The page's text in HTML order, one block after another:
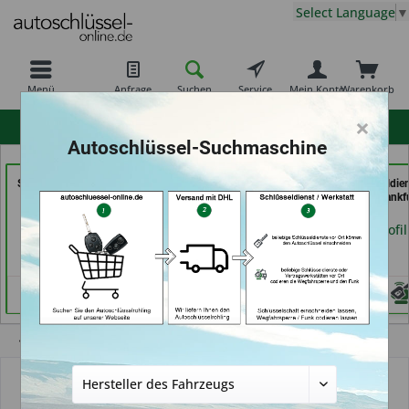
Menü Anfrage Suchen Service Warenkorb
Mein Konto
Select Language ▼
Secura Tec GmbH & Co.
KG (in Floß)
Händlerprofil
moeller-24.de e.k. (in
Gelsenkirchen)
Händlerprofil
069er
Frankfurt (in
Händlerprofil
Autoschlüssel ohne Funk
×
Autoschlüssel-Suchmaschine